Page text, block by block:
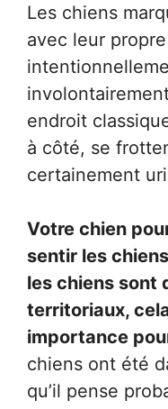
Les chiens
avec leur
endroit
à côté, se
certainement
Votre chien
sentir les
les chiens sont
territoriaux,
importance
chiens ont été
qu’il pense